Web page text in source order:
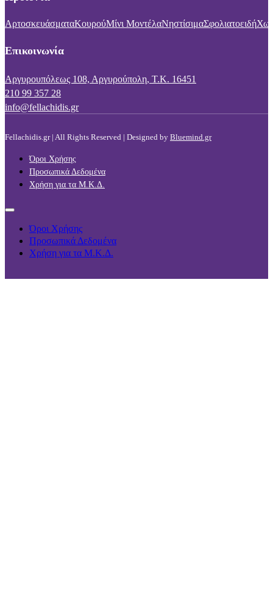
ΑρτοσκευάσματαΚουρούΜίνι ΜοντέλαΝηστίσιμαΣφολιατοειδή
Επικοινωνία
Αργυρουπόλεως 108, Αργυρούπολη, Τ.Κ. 16451
210 99 357 28
info@fellachidis.gr
Fellachidis.gr | All Rights Reserved | Designed by Bluemind.gr
Όροι Χρήσης
Προσωπικά Δεδομένα
Χρήση για τα Μ.Κ.Δ.
Όροι Χρήσης
Προσωπικά Δεδομένα
Χρήση για τα Μ.Κ.Δ.